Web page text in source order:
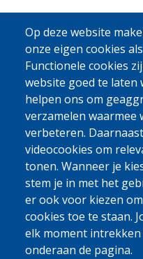
Cookieverklaring Privacy,
Op deze website
onze eigen cookies
Functionele cookies
website goed te laten
helpen ons om
verzamelen waarmee
verbeteren.
videocookies om
tonen. Wanneer je
stem je in met het
er ook voor kiezen
cookies toe te staan.
elk moment
onderaan de pagina.